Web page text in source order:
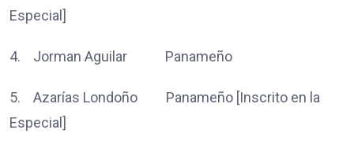
Especial]
4. Jorman Aguilar Panameño
5. Azarías Londoño Panameño [Inscrito en la
Especial]